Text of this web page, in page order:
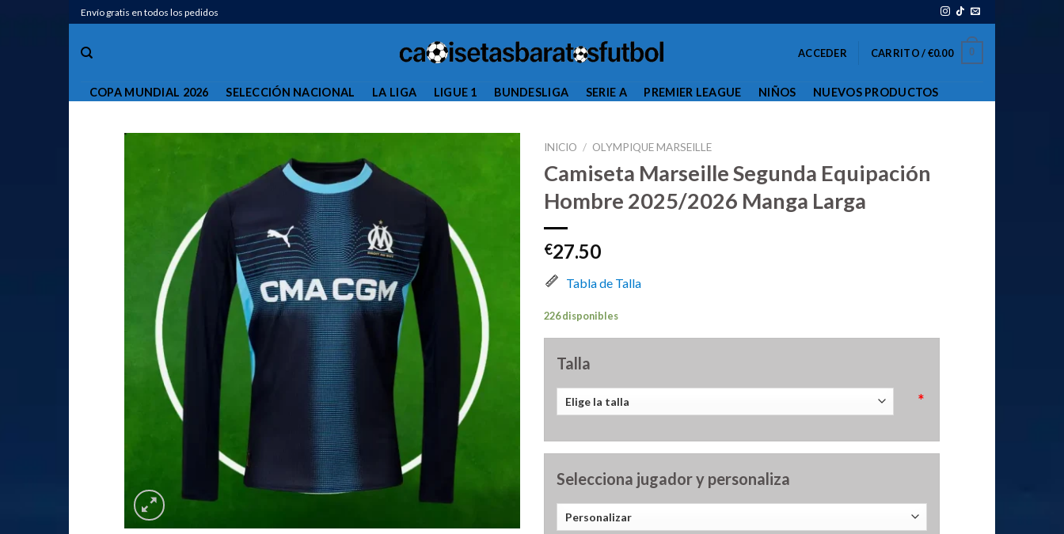
Saltar
al
contenido
Envío gratis en todos los pedidos
ACCEDER CARRITO /€0.00 0
COPA MUNDIAL 2026 SELECCIÓN NACIONAL LA LIGA LIGUE 1 BUNDESLIGA SERIE A PREMIER LEAGUE NIÑOS NUEVOS PRODUCTOS
INICIO / OLYMPIQUE MARSEILLE
Camiseta Marseille Segunda Equipación
Hombre 2025/2026 Manga Larga
€27.50
Tabla de Talla
226 disponibles
Talla
*
Selecciona jugador y personaliza